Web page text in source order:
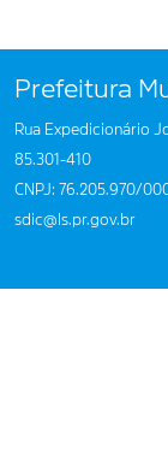
Prefeitura
Rua Expedicionário
85.301-410
CNPJ: 76.205.970/
sdic@ls.pr.gov.br